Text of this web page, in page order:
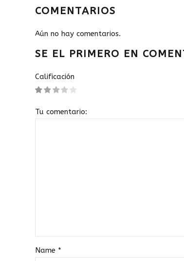
COMENTARIOS
Aún no hay comentarios.
SE EL PRIMERO EN
Calificación
Tu comentario:
Name *